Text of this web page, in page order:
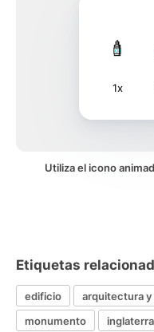
1x
Utiliza el icono
Etiquetas
edificio arquitectura y
monumento
inglaterra